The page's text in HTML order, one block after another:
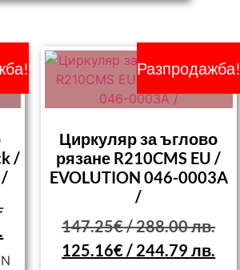
/
/
Разпродажба!
Циркуляр за ъглово
рязане R210CMS EU /
EVOLUTION 046-0003A
/
147.25€/ 288.00 лв.
125.16€ / 244.79 лв.